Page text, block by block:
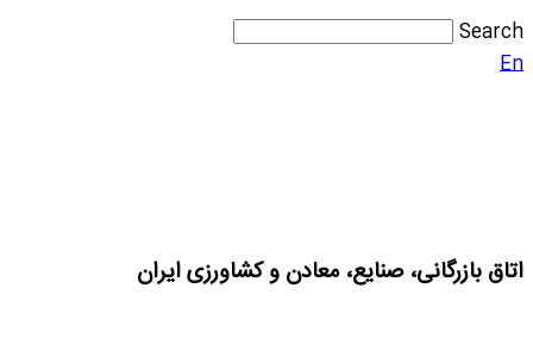
Search
En
اتاق بازرگانی، صنایع، معادن و کشاورزی ایران